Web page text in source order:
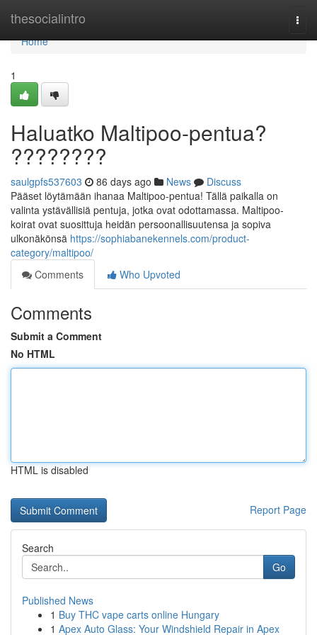
thesocialintro
Home
Home
1
Haluatko Maltipoo-pentua?
????????
saulgpfs537603 86 days ago News
Discuss
Pääset löytämään ihanaa Maltipoo-pentua! Tällä paikalla on
valinta ystävällisiä pentuja, jotka ovat odottamassa. Maltipoo-
koirat ovat suosittuja heidän persoonallisuutensa ja sopiva
ulkonäkönsä https://sophiabanekennels.com/product-
category/maltipoo/
Comments
Who Upvoted
Comments
Submit a Comment
No HTML
HTML is disabled
Report Page
Search
Go
Published News
1 Buy THC vape carts online Hungary
1 Apex Auto Glass: Your Windshield Repair in Apex